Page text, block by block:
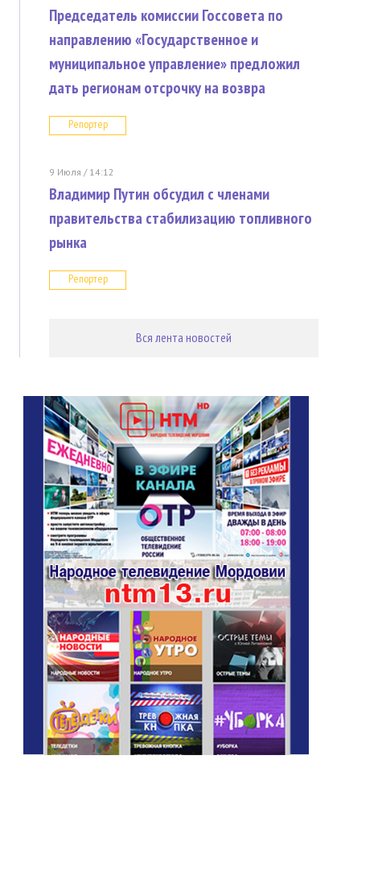
Председатель комиссии Госсовета по
направлению «Государственное и
муниципальное управление» предложил
дать регионам отсрочку на возвра
Репортер
9 Июля / 14:12
Владимир Путин обсудил с членами
правительства стабилизацию топливного
рынка
Репортер
Вся лента новостей